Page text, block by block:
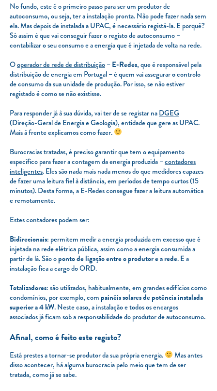
No fundo, este é o primeiro passo para ser um produtor de
autoconsumo, ou seja, ter a instalação pronta. Não pode fazer nada sem
ela. Mas depois de instalada a UPAC, é necessário registá-la. E porquê?
Só assim é que vai conseguir fazer o registo de autoconsumo –
contabilizar o seu consumo e a energia que é injetada de volta na rede.
Ooperador de rede de distribuição–E-Redes, que é responsável pela
distribuição de energia em Portugal – é quem vai assegurar o controlo
de consumo da sua unidade de produção. Por isso, se não estiver
registado é como se não existisse.
Para responder já à sua dúvida, vai ter de se registar naDGEG
(Direção-Geral de Energia e Geologia), entidade que gere as UPAC.
Mais à frente explicamos como fazer.
Burocracias tratadas, é preciso garantir que tem o equipamento
específico para fazer a contagem da energia produzida –contadores
inteligentes. Eles são nada mais nada menos do que medidores capazes
de fazer uma leitura fiel à distância, em períodos de tempo curtos (15
minutos). Desta forma, a E-Redes consegue fazer a leitura automática
e remotamente.
Estes contadores podem ser:
Bidirecionais: permitem medir a energia produzida em excesso que é
injetada na rede elétrica pública, assim como a energia consumida a
partir de lá. São oponto de ligação entre o produtor e a rede. E a
instalação fica a cargo do ORD.
Totalizadores: são utilizados, habitualmente, em grandes edifícios como
condomínios, por exemplo, com painéis solares de potência instalada
superior a 4 kW. Neste caso, a instalação e todos os encargos
associados já ficam sob a responsabilidade do produtor de autoconsumo.
Afinal, como é feito este registo?
Está prestes a tornar-se produtor da sua própria energia.
Mas antes
disso acontecer, há alguma burocracia pelo meio que tem de ser
tratada, como já se sabe.